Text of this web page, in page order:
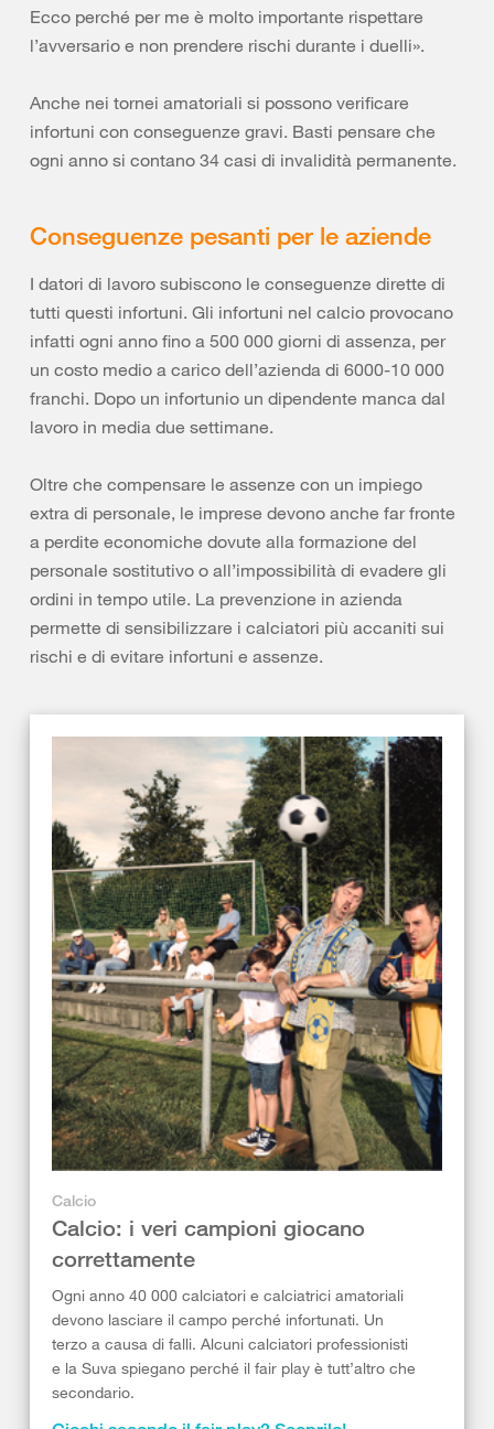
Ecco perché per me è molto importante rispettare
l’avversario e non prendere rischi durante i duelli».
Anche nei tornei amatoriali si possono verificare
infortuni con conseguenze gravi. Basti pensare che
ogni anno si contano 34 casi di invalidità permanente.
Conseguenze pesanti per le aziende
I datori di lavoro subiscono le conseguenze dirette di
tutti questi infortuni. Gli infortuni nel calcio provocano
infatti ogni anno fino a 500 000 giorni di assenza, per
un costo medio a carico dell’azienda di 6000-10 000
franchi. Dopo un infortunio un dipendente manca dal
lavoro in media due settimane.
Oltre che compensare le assenze con un impiego
extra di personale, le imprese devono anche far fronte
a perdite economiche dovute alla formazione del
personale sostitutivo o all’impossibilità di evadere gli
ordini in tempo utile. La prevenzione in azienda
permette di sensibilizzare i calciatori più accaniti sui
rischi e di evitare infortuni e assenze.
Calcio
Calcio: i veri campioni giocano
correttamente
Ogni anno 40 000 calciatori e calciatrici amatoriali
devono lasciare il campo perché infortunati. Un
terzo a causa di falli. Alcuni calciatori professionisti
e la Suva spiegano perché il fair play è tutt’altro che
secondario.